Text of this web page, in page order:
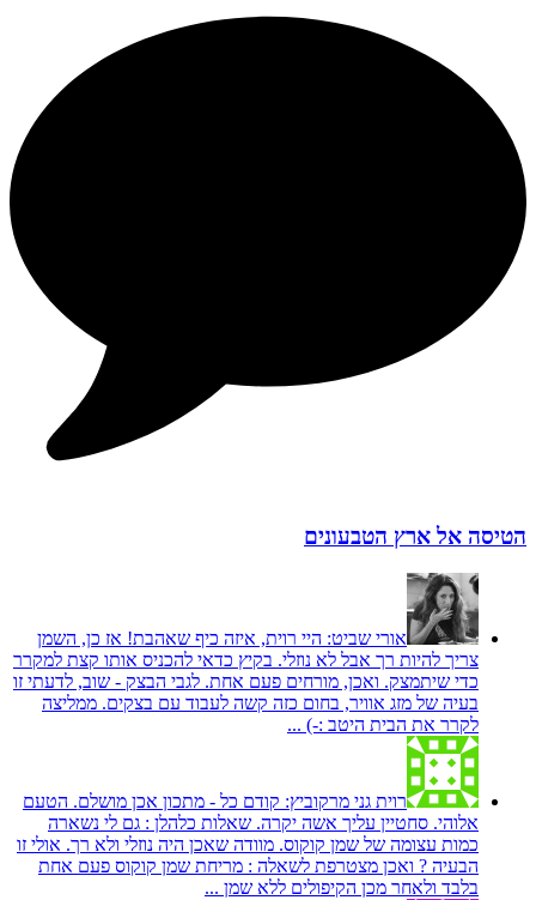
הטיסה אל ארץ הטבעונים
אורי שביט: היי רוית, איזה כיף שאהבת! אז כן, השמן
צריך להיות רך אבל לא נוזלי. בקיץ כדאי להכניס אותו קצת למקרר
כדי שיתמצק. ואכן, מורחים פעם אחת. לגבי הבצק - שוב, לדעתי זו
בעיה של מזג אוויר, בחום כזה קשה לעבוד עם בצקים. ממליצה
לקרר את הבית היטב :-) ...
רוית גני מרקוביץ: קודם כל - מתכון אכן מושלם. הטעם
אלוהי. סחטיין עליך אשה יקרה. שאלות כלהלן : גם לי נשארה
כמות עצומה של שמן קוקוס. מוודה שאכן היה נוזלי ולא רך. אולי זו
הבעיה ? ואכן מצטרפת לשאלה : מריחת שמן קוקוס פעם אחת
בלבד ולאחר מכן הקיפולים ללא שמן ...